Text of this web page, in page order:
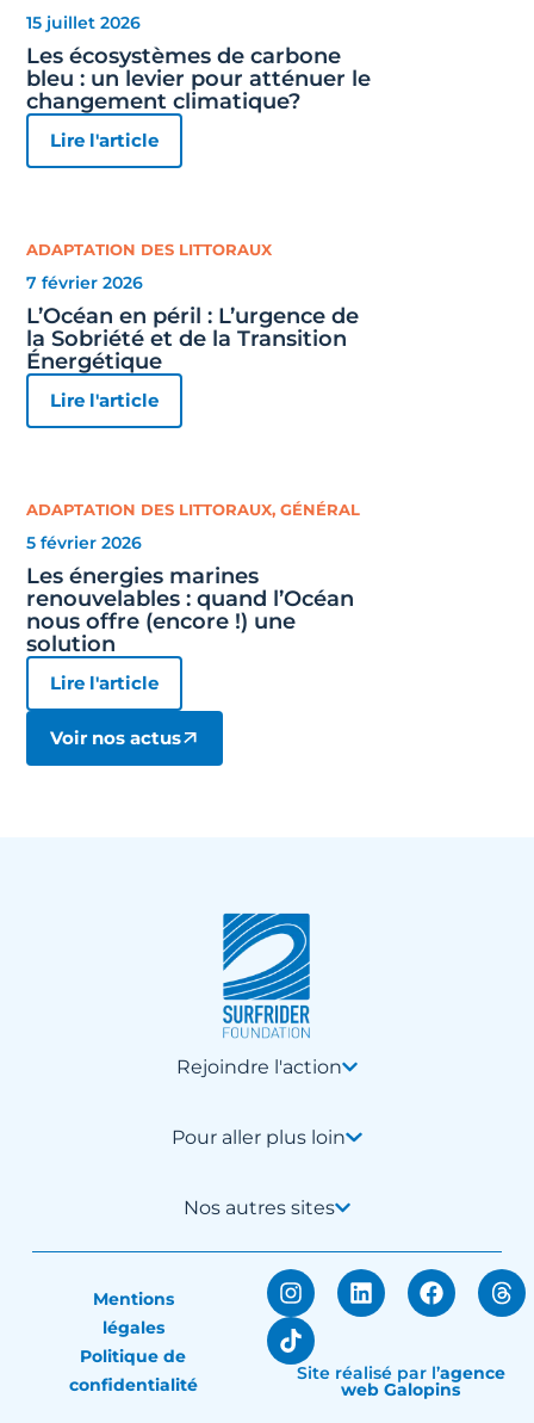
15 juillet 2026
Les écosystèmes de carbone
bleu : un levier pour atténuer le
changement climatique?
Lire l'article
ADAPTATION DES LITTORAUX
7 février 2026
L’Océan en péril : L’urgence de
la Sobriété et de la Transition
Énergétique
Lire l'article
ADAPTATION DES LITTORAUX,GÉNÉRAL
5 février 2026
Les énergies marines
renouvelables : quand l’Océan
nous offre (encore !) une
solution
Lire l'article
Voir nos actus
Rejoindre l'action
Pour aller plus loin
Nos autres sites
Mentions
légales
Politique de
confidentialité
Site réalisé par l’agence
web Galopins